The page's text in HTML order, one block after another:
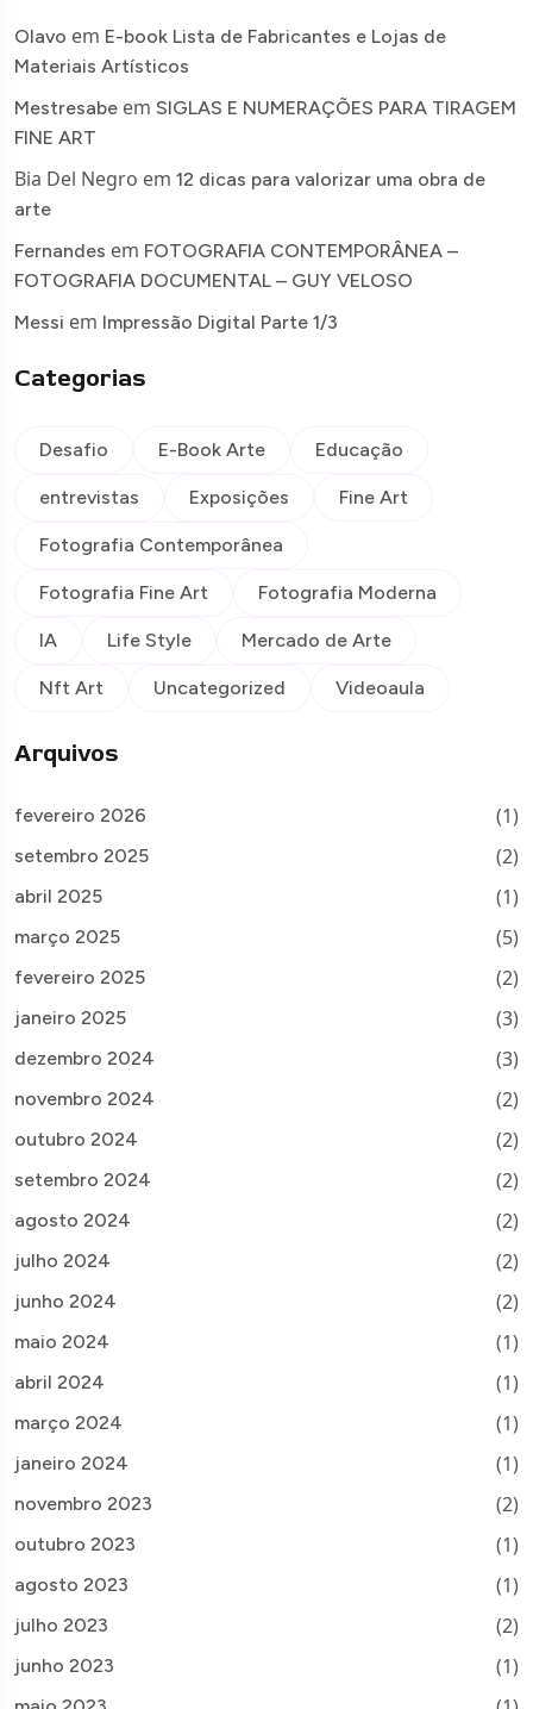
Olavo em E-book Lista de Fabricantes e Lojas de
Materiais Artísticos
Mestresabe em SIGLAS E NUMERAÇÕES PARA TIRAGEM
FINE ART
Bia Del Negro em 12 dicas para valorizar uma obra de
arte
Fernandes em FOTOGRAFIA CONTEMPORÂNEA –
FOTOGRAFIA DOCUMENTAL – GUY VELOSO
Messi em Impressão Digital Parte 1/3
Categorias
Desafio E-Book Arte Educação
entrevistas Exposições Fine Art
Fotografia Contemporânea
Fotografia Fine Art Fotografia Moderna
IA Life Style Mercado de Arte
Nft Art Uncategorized Videoaula
Arquivos
fevereiro 2026 (1)
setembro 2025 (2)
abril 2025 (1)
março 2025 (5)
fevereiro 2025 (2)
janeiro 2025 (3)
dezembro 2024 (3)
novembro 2024 (2)
outubro 2024 (2)
setembro 2024 (2)
agosto 2024 (2)
julho 2024 (2)
junho 2024 (2)
maio 2024 (1)
abril 2024 (1)
março 2024 (1)
janeiro 2024 (1)
novembro 2023 (2)
outubro 2023 (1)
agosto 2023 (1)
julho 2023 (2)
junho 2023 (1)